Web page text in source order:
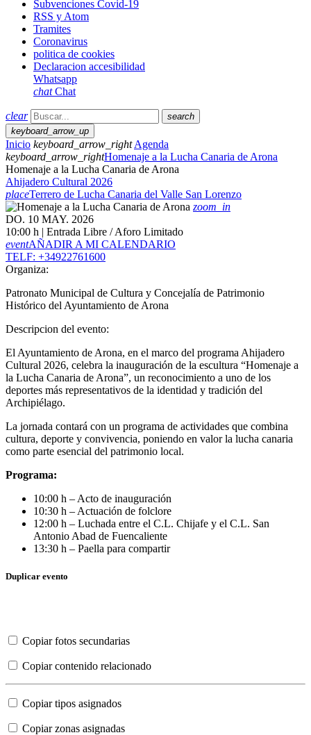
Subvenciones Covid-19
RSS y Atom
Tramites
Coronavirus
politica de cookies
Declaracion accesibilidad
Whatsapp
chat Chat
clear
search
keyboard_arrow_up
Inicio keyboard_arrow_rightAgenda
keyboard_arrow_rightHomenaje a la Lucha Canaria de Arona
Homenaje a la Lucha Canaria de Arona
Ahijadero Cultural 2026
placeTerrero de Lucha Canaria del Valle San Lorenzo
zoom_in
DO. 10 MAY. 2026
10:00 h | Entrada Libre / Aforo Limitado
eventAÑADIR A MI CALENDARIO
TELF: +34922761600
Organiza:
Patronato Municipal de Cultura y Concejalía de Patrimonio
Histórico del Ayuntamiento de Arona
Descripcion del evento:
El Ayuntamiento de Arona, en el marco del programa Ahijadero
Cultural 2026, celebra la inauguración de la escultura “Homenaje a
la Lucha Canaria de Arona”, un reconocimiento a uno de los
deportes más representativos de la identidad y tradición del
Archipiélago.
La jornada contará con un programa de actividades que combina
cultura, deporte y convivencia, poniendo en valor la lucha canaria
como parte esencial del patrimonio local.
Programa:
10:00 h – Acto de inauguración
10:30 h – Actuación de folclore
12:00 h – Luchada entre el C.L. Chijafe y el C.L. San
Antonio Abad de Fuencaliente
13:30 h – Paella para compartir
Duplicar evento
Copiar fotos secundarias
Copiar contenido relacionado
Copiar tipos asignados
Copiar zonas asignadas